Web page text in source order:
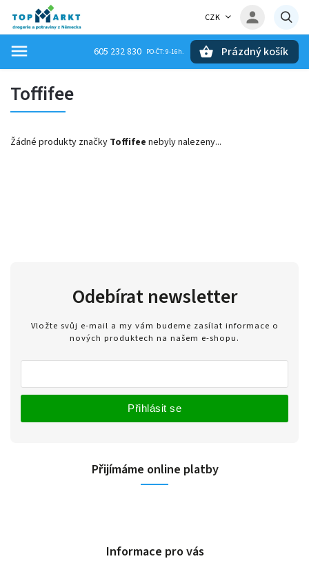
CZK
605 232 830 Prázdný košík
Toffifee
Žádné produkty značky Toffifee nebyly nalezeny...
Odebírat newsletter
Vložte svůj e-mail a my vám budeme zasílat informace o
nových produktech na našem e-shopu.
Přihlásit se
Přijímáme online platby
Informace pro vás